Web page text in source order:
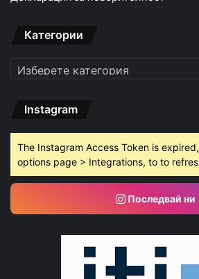
Категории
Категории
Instagram
The Instagram Access Token is
options page > Integrations, to to
Последвай ни